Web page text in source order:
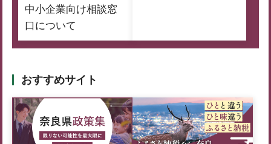
中小企業向け相談窓
口について
おすすめサイト